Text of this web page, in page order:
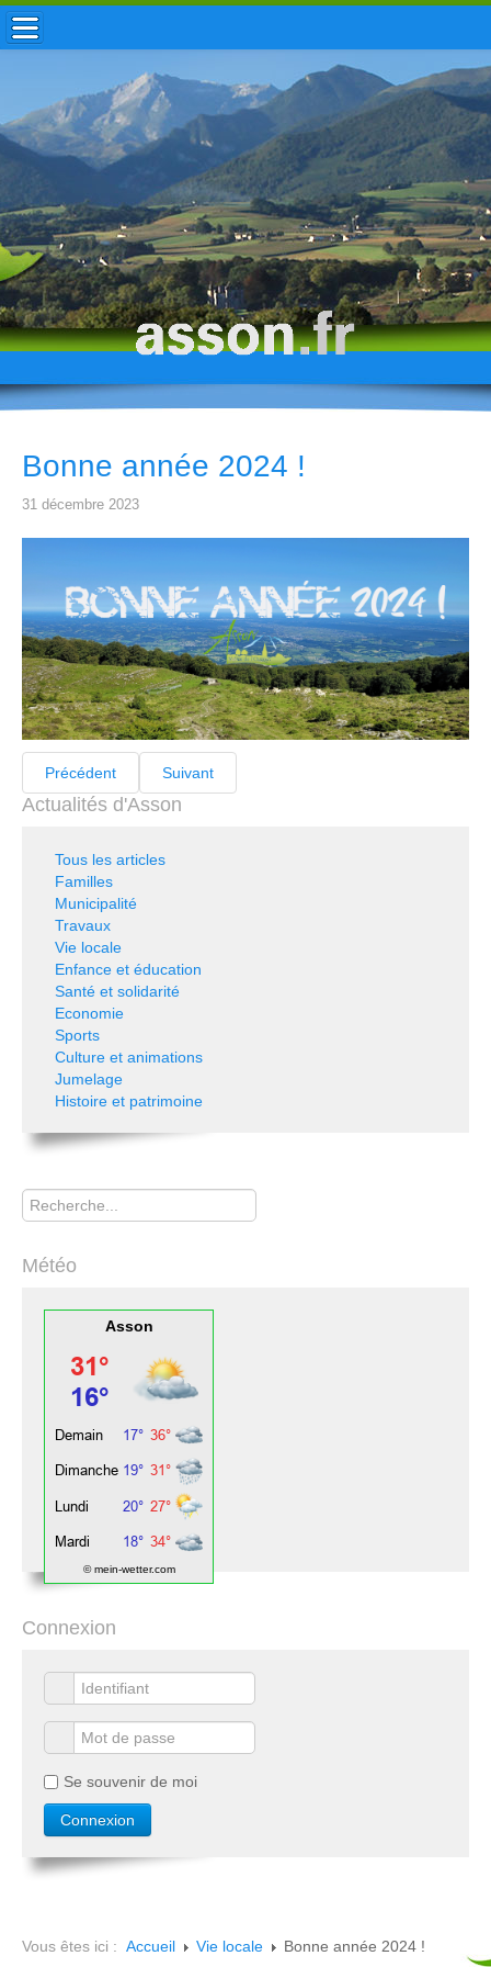
ACCUEIL / INFOS
MUNICIPALITÉ
VIE LOCALE
ENFANCE
TOURISME
HISTOIRE
Bonne année 2024 !
31 décembre 2023
Précédent Suivant
Actualités d'Asson
Tous les articles
Familles
Municipalité
Travaux
Vie locale
Enfance et éducation
Santé et solidarité
Economie
Sports
Culture et animations
Jumelage
Histoire et patrimoine
Rechercher
Météo
Asson
© mein-wetter.com
Connexion
Se souvenir de moi
Vous êtes ici : Accueil Vie locale Bonne année 2024 !